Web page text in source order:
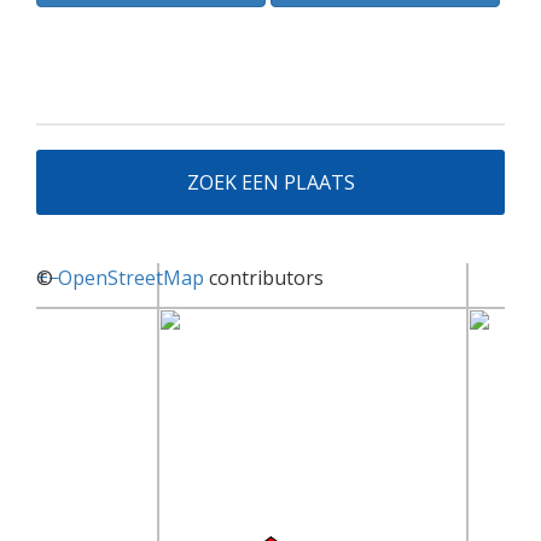
ZOEK EEN PLAATS
+−
©OpenStreetMap contributors